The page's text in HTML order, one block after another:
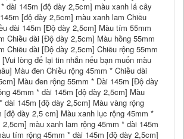
dài 145m [độ dày 2,5cm] màu xanh lá cây
[độ dày 2,5cm] màu xanh lam Chiều
dài 145m [Độ dày 2,5cm] Màu tím 55mm
Chiều dài [Độ dày 2,5cm] Màu hồng 55mm
Chiều dài [Độ dày 2,5cm] Chiều rộng 55mm
lòng để lại tin nhắn nếu bạn muốn màu
Màu đen Chiều rộng 45mm * Chiều dài
Màu đen rộng 55mm * Dài 145m [Độ dày
45mm * dài 145m [độ dày 2,5cm] Màu
dài 145m [độ dày 2,5cm] Màu vàng rộng
[độ dày 2,5 cm] Màu xanh lục rộng 45mm *
màu xanh lam rộng 45mm * dài 145m
tím rộng 45mm * dài 145m [độ dày 2,5cm]